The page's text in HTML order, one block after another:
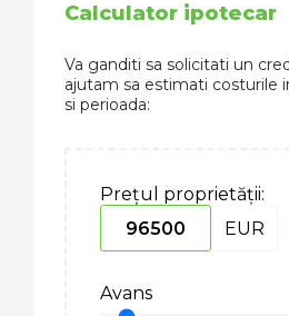
Calculator ipotecar
Va ganditi sa solicitati un
ajutam sa estimati costurile
si perioada:
Prețul proprietății:
EUR
Avans